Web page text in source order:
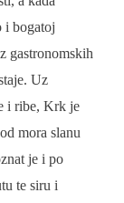
i bogatoj
gastronomskih
Uz
i ribe, Krk je
mora slanu
je i po
te siru i